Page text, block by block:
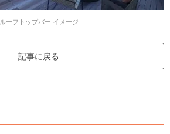
ルーフトップバー イメージ
記事に戻る